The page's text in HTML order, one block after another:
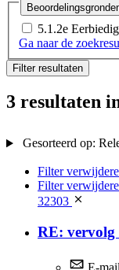
5.1.2e
Ga naar de
Filter resultaten
3 resultaten
Gesorteerd op:
Filter
Filter
32303
RE: vervolg
E-